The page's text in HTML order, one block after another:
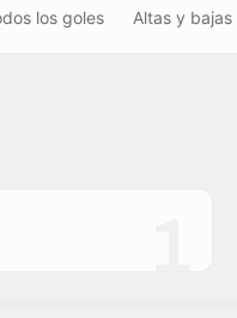
los goles Altas y bajas